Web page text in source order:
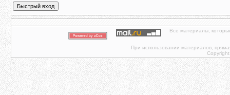
Все материалы,
При использовании материалов,